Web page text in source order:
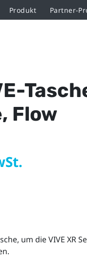
Produkt Partner-
Flow
um die VIVE XR